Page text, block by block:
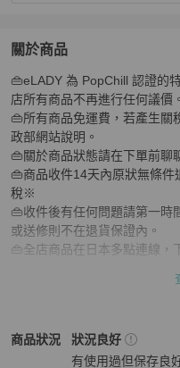
關於商品
關於BREITLING 百年靈
👜eLADY 為 PopChill 認證的
店所有商品不再進行任何議價。
👜所有商品免運費，若產生關
政部網站說明。
👜關於商品狀態請在下單前聊
👜商品收件14天內原狀無條
稅※
👜收件後有任何問題請第一時
或送修則不在退貨保證內。
👜全店商品在日本多點連線，
👜庫存確認後於7個日本工作
配件，表示不附任何配件。
👜所有手錶商品皆不保證防水
商品狀況
Breitling男錶商品狀態與細節
狀況良好
有使用過但保存良